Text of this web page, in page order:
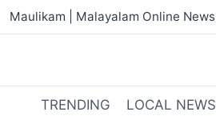
Maulikam | Malayalam Online News
TRENDING LOCAL NEWS